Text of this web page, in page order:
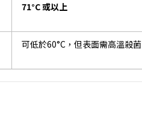
71°C或以上
可低於60°C ，但表面需高溫殺菌